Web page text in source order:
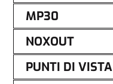
MP30
NOXOUT
PUNTI DI VISTA